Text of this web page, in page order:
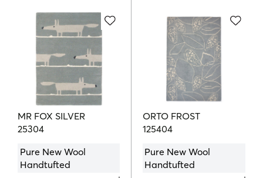
160cmx230cm
1129.00€
200cmx280cm
1699.00
426.00€
140cmx200cm
535.00€
MR FOX SILVER
25304
Pure New Wool
Handtufted
ORTO FROST
125404
Pure New Wool
Handtufted